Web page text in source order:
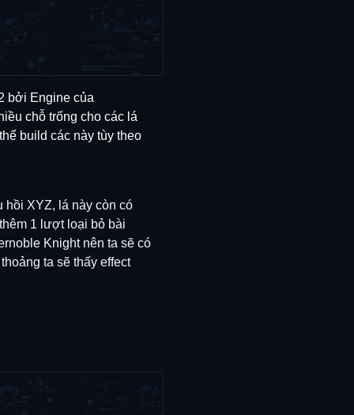
bởi Engine của
chỗ trống cho các lá
build các này tùy theo
hồi XYZ, lá này còn có
1 lượt loại bỏ bài
Knight nên ta sẽ có
ta sẽ thấy effect